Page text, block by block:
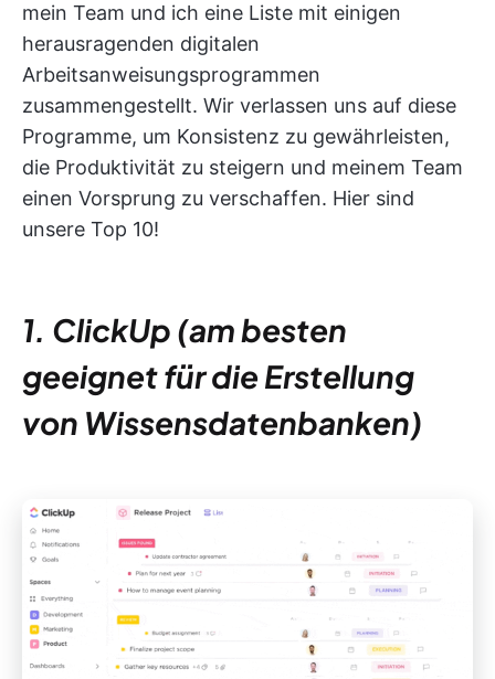
mein Team und ich eine Liste mit einigen
herausragenden digitalen
Arbeitsanweisungsprogrammen
zusammengestellt. Wir verlassen uns auf diese
Programme, um Konsistenz zu gewährleisten,
die Produktivität zu steigern und meinem Team
einen Vorsprung zu verschaffen. Hier sind
unsere Top 10!
1. ClickUp (am besten
geeignet für die Erstellung
von Wissensdatenbanken)